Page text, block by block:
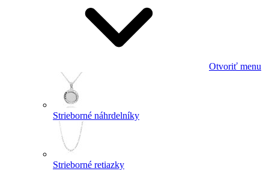
Otvoriť menu
Strieborné náhrdelníky
Strieborné retiazky